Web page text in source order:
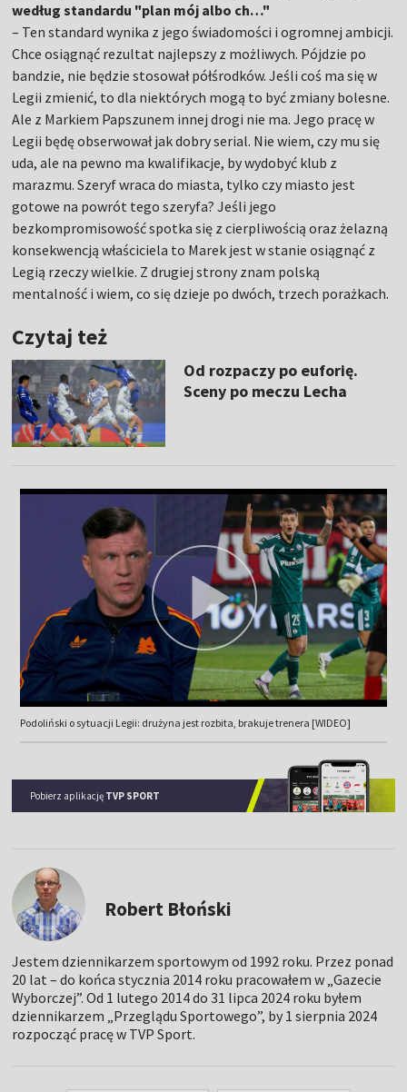
według standardu "plan mój albo ch…"
– Ten standard wynika z jego świadomości i ogromnej ambicji.
Chce osiągnąć rezultat najlepszy z możliwych. Pójdzie po
bandzie, nie będzie stosował półśrodków. Jeśli coś ma się w
Legii zmienić, to dla niektórych mogą to być zmiany bolesne.
Ale z Markiem Papszunem innej drogi nie ma. Jego pracę w
Legii będę obserwował jak dobry serial. Nie wiem, czy mu się
uda, ale na pewno ma kwalifikacje, by wydobyć klub z
marazmu. Szeryf wraca do miasta, tylko czy miasto jest
gotowe na powrót tego szeryfa? Jeśli jego
bezkompromisowość spotka się z cierpliwością oraz żelazną
konsekwencją właściciela to Marek jest w stanie osiągnąć z
Legią rzeczy wielkie. Z drugiej strony znam polską
mentalność i wiem, co się dzieje po dwóch, trzech porażkach.
Czytaj też
Od rozpaczy po euforię.
Sceny po meczu Lecha
Podoliński o sytuacji Legii: drużyna jest rozbita, brakuje trenera [WIDEO]
Pobierz aplikację TVP SPORT
Robert Błoński
Jestem dziennikarzem sportowym od 1992 roku. Przez ponad
20 lat – do końca stycznia 2014 roku pracowałem w „Gazecie
Wyborczej”. Od 1 lutego 2014 do 31 lipca 2024 roku byłem
dziennikarzem „Przeglądu Sportowego”, by 1 sierpnia 2024
rozpocząć pracę w TVP Sport.